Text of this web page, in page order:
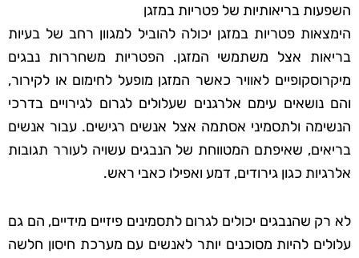
השפעות בריאותיות של פטריות במזגן
הימצאות פטריות במזגן יכולה להוביל למגוון רחב של בעיות
בריאות אצל משתמשי המזגן. הפטריות משחררות נבגים
מיקרוסקופיים לאוויר כאשר המזגן מופעל לחימום או לקירור,
והם נושאים עימם אלרגנים שעלולים לגרום לגירויים בדרכי
הנשימה ולתסמיני אסתמה אצל אנשים רגישים. עבור אנשים
בריאים, שאיפתם המטווחת של הנבגים עשויה לעורר תגובות
אלרגיות כגון גירודים, דמע ואפילו כאבי ראש.
לא רק שהנבגים יכולים לגרום לתסמינים פיזיים מידיים, הם גם
עלולים להיות מסוכנים יותר לאנשים עם מערכת חיסון חלשה